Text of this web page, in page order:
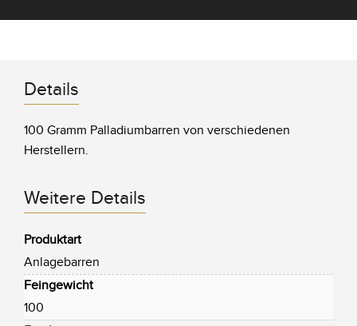
Details
100 Gramm Palladiumbarren von verschiedenen
Herstellern.
Weitere Details
Produktart
Anlagebarren
Feingewicht
100